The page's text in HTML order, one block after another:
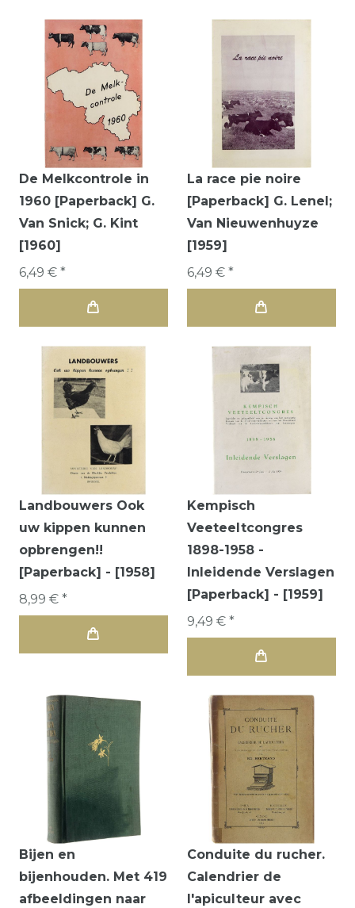
De Melkcontrole in
1960 [Paperback] G.
Van Snick; G. Kint
[1960]
6,49 € *
La race pie noire
[Paperback] G. Lenel;
Van Nieuwenhuyze
[1959]
6,49 € *
Landbouwers Ook
uw kippen kunnen
opbrengen!!
[Paperback] - [1958]
8,99 € *
Kempisch
Veeteeltcongres
1898-1958 -
Inleidende Verslagen
[Paperback] - [1959]
9,49 € *
Bijen en
bijenhouden. Met 419
afbeeldingen naar
Conduite du rucher.
Calendrier de
l'apiculteur avec